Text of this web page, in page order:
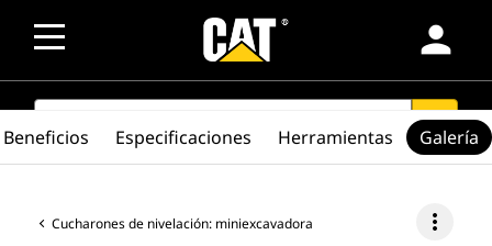
person
SEARCH search
Cucharones de nivelación: miniexcavadora more_vert
Beneficios Especificaciones Herramientas Galería